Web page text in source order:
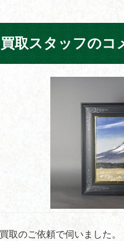
買取スタッフのコ
取のご依頼で伺いました。